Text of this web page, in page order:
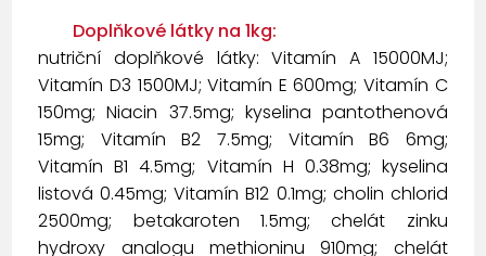
Doplňkové látky na 1kg:
nutriční doplňkové látky: Vitamín A 15000MJ;
Vitamín D3 1500MJ; Vitamín E 600mg; Vitamín C
150mg; Niacin 37.5mg; kyselina pantothenová
15mg; Vitamín B2 7.5mg; Vitamín B6 6mg;
Vitamín B1 4.5mg; Vitamín H 0.38mg; kyselina
listová 0.45mg; Vitamín B12 0.1mg; cholin chlorid
2500mg; betakaroten 1.5mg; chelát zinku
hydroxy analogu methioninu 910mg; chelát